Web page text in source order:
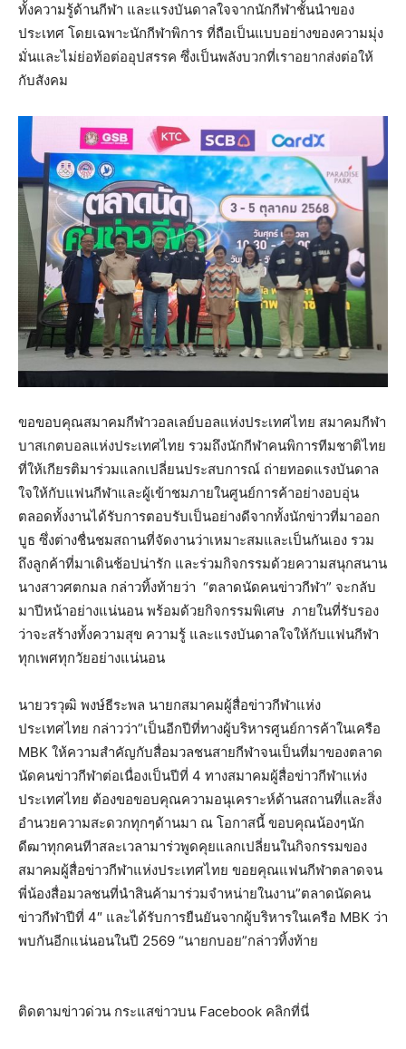
ทั้งความรู้ด้านกีฬา และแรงบันดาลใจจากนักกีฬาชั้นนำของ
ประเทศ โดยเฉพาะนักกีฬาพิการ ที่ถือเป็นแบบอย่างของความมุ่ง
มั่นและไม่ย่อท้อต่ออุปสรรค ซึ่งเป็นพลังบวกที่เราอยากส่งต่อให้
กับสังคม
ขอขอบคุณสมาคมกีฬาวอลเลย์บอลแห่งประเทศไทย สมาคมกีฬา
บาสเกตบอลแห่งประเทศไทย รวมถึงนักกีฬาคนพิการทีมชาติไทย
ที่ให้เกียรติมาร่วมแลกเปลี่ยนประสบการณ์ ถ่ายทอดแรงบันดาล
ใจให้กับแฟนกีฬาและผู้เข้าชมภายในศูนย์การค้าอย่างอบอุ่น
ตลอดทั้งงานได้รับการตอบรับเป็นอย่างดีจากทั้งนักข่าวที่มาออก
บูธ ซึ่งต่างชื่นชมสถานที่จัดงานว่าเหมาะสมและเป็นกันเอง รวม
ถึงลูกค้าที่มาเดินช้อปน่ารัก และร่วมกิจกรรมด้วยความสนุกสนาน
นางสาวศตกมล กล่าวทิ้งท้ายว่า “ตลาดนัดคนข่าวกีฬา” จะกลับ
มาปีหน้าอย่างแน่นอน พร้อมด้วยกิจกรรมพิเศษ ภายในที่รับรอง
ว่าจะสร้างทั้งความสุข ความรู้ และแรงบันดาลใจให้กับแฟนกีฬา
ทุกเพศทุกวัยอย่างแน่นอน
นายวรวุฒิ พงษ์ธีระพล นายกสมาคมผู้สื่อข่าวกีฬาแห่ง
ประเทศไทย กล่าวว่า”เป็นอีกปีที่ทางผู้บริหารศูนย์การค้าในเครือ
MBK ให้ความสำคัญกับสื่อมวลชนสายกีฬาจนเป็นที่มาของตลาด
นัดคนข่าวกีฬาต่อเนื่องเป็นปีที่ 4 ทางสมาคมผู้สื่อข่าวกีฬาแห่ง
ประเทศไทย ต้องขอขอบคุณความอนุเคราะห์ด้านสถานที่และสิ่ง
อำนวยความสะดวกทุกๆด้านมา ณ โอกาสนี้ ขอบคุณน้องๆนัก
ดีฒาทุกคนทีาสละเวลามาร่วพูดคุยแลกเปลี่ยนในกิจกรรมของ
สมาคมผู้สื่อข่าวกีฬาแห่งประเทศไทย ขอยคุณแฟนกีฬาตลาดจน
พี่น้องสื่อมวลชนที่นำสินค้ามาร่วมจำหน่ายในงาน”ตลาดนัดคน
ข่าวกีฬาปีที่ 4″ และได้รับการยืนยันจากผู้บริหารในเครือ MBK ว่า
พบกันอีกแน่นอนในปี 2569 “นายกบอย”กล่าวทิ้งท้าย
ติดตามข่าวด่วน กระแสข่าวบน Facebook คลิกที่นี่